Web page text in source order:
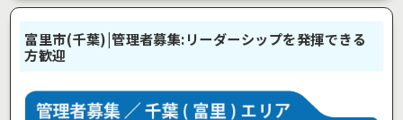
富里市(千葉)|管理者募集:リーダーシップを発揮できる
方歓迎